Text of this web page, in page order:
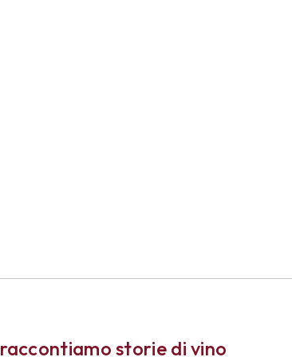
raccontiamo storie di vino